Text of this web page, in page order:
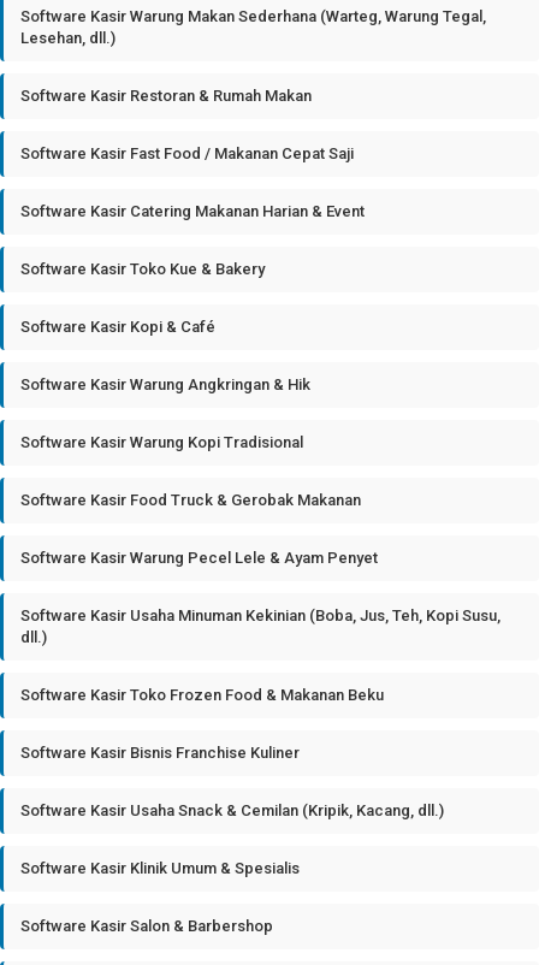
Software Kasir Warung Makan Sederhana (Warteg, Warung Tegal,
Lesehan, dll.)
Software Kasir Restoran & Rumah Makan
Software Kasir Fast Food / Makanan Cepat Saji
Software Kasir Catering Makanan Harian & Event
Software Kasir Toko Kue & Bakery
Software Kasir Kopi & Café
Software Kasir Warung Angkringan & Hik
Software Kasir Warung Kopi Tradisional
Software Kasir Food Truck & Gerobak Makanan
Software Kasir Warung Pecel Lele & Ayam Penyet
Software Kasir Usaha Minuman Kekinian (Boba, Jus, Teh, Kopi Susu,
dll.)
Software Kasir Toko Frozen Food & Makanan Beku
Software Kasir Bisnis Franchise Kuliner
Software Kasir Usaha Snack & Cemilan (Kripik, Kacang, dll.)
Software Kasir Klinik Umum & Spesialis
Software Kasir Salon & Barbershop